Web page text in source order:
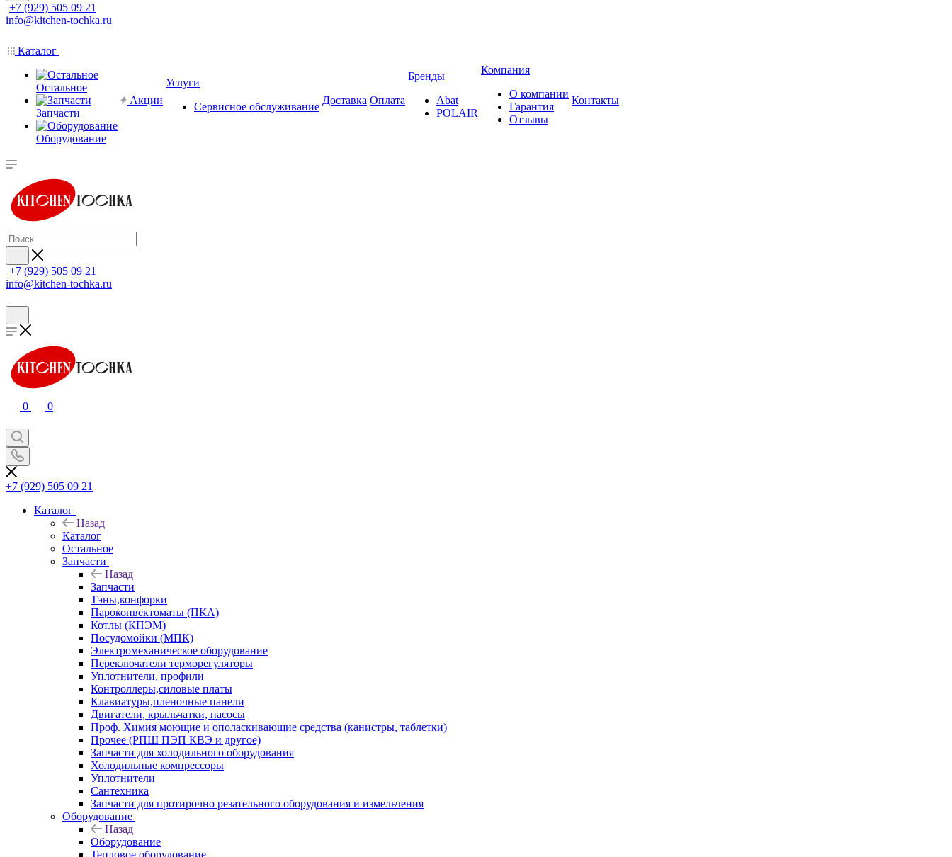
+7 (929) 505 09 21
info@kitchen-tochka.ru
Каталог
Остальное
Запчасти
Оборудование
Акции
Услуги
Сервисное обслуживание
Доставка Оплата
Бренды
Abat
POLAIR
Компания
О компании
Гарантия
Отзывы
Контакты
+7 (929) 505 09 21
info@kitchen-tochka.ru
0 0
+7 (929) 505 09 21
Каталог
Назад
Каталог
Остальное
Запчасти
Назад
Запчасти
Тэны,конфорки
Пароконвектоматы (ПКА)
Котлы (КПЭМ)
Посудомойки (МПК)
Электромеханическое оборудование
Переключатели терморегуляторы
Уплотнители, профили
Контроллеры,силовые платы
Клавиатуры,пленочные панели
Двигатели, крыльчатки, насосы
Проф. Химия моющие и ополаскивающие средства (канистры, таблетки)
Прочее (РПШ ПЭП КВЭ и другое)
Запчасти для холодильного оборудования
Холодильные компрессоры
Уплотнители
Сантехника
Запчасти для протирочно резательного оборудования и измельчения
Оборудование
Назад
Оборудование
Тепловое оборудование